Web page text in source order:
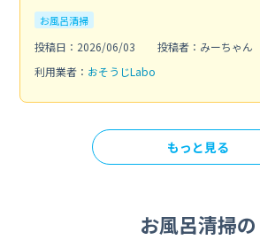
お風呂清掃
投稿日：2026/06/03
投稿者：みーちゃん
利用業者： おそうじLabo
もっと見る
お風呂清掃の